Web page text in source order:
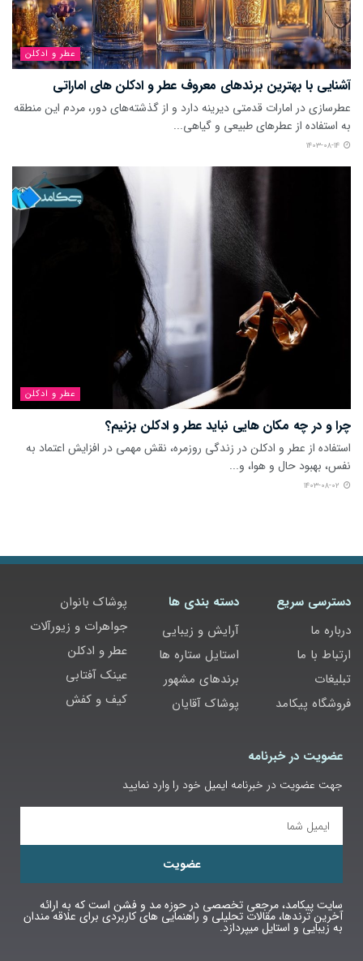
عطر و ادکلن
آشنایی با بهترین برندهای معروف عطر و ادکلن های اماراتی
عطرسازی در امارات قدمتی دیرینه دارد و از گذشته‌های دور، مردم این منطقه
به استفاده از عطرهای طبیعی و گیاهی...
عطر و ادکلن
چرا و در چه مکان هایی نباید عطر و ادکلن بزنیم؟
استفاده از عطر و ادکلن در زندگی روزمره، نقش مهمی در افزایش اعتماد به
نفس، بهبود حال و هوا، و...
دسترسی سریع
درباره ما
ارتباط با ما
تبلیغات
فروشگاه پیکامد
دسته بندی ها
آرایش و زیبایی
استایل ستاره ها
برندهای مشهور
پوشاک آقایان
پوشاک بانوان
جواهرات و زیورآلات
عطر و ادکلن
عینک آفتابی
کیف و کفش
عضویت در خبرنامه
جهت عضویت در خبرنامه ایمیل خود را وارد نمایید
عضویت
سایت پیکامد، مرجعی تخصصی در حوزه مد و فشن است که به ارائه
آخرین ترندها، مقالات تحلیلی و راهنمایی‌ های کاربردی برای علاقه‌ مندان
به زیبایی و استایل میپردازد.